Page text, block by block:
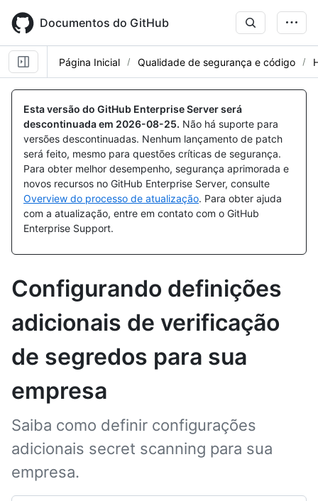
main
content
Documentos do GitHub
Página Inicial Qualidade de segurança e código
Esta versão do GitHub Enterprise Server será
descontinuada em 2026-08-25. Não há suporte para
versões descontinuadas. Nenhum lançamento de patch
será feito, mesmo para questões críticas de segurança.
Para obter melhor desempenho, segurança aprimorada e
novos recursos no GitHub Enterprise Server, consulte
Overview do processo de atualização. Para obter ajuda
com a atualização, entre em contato com o GitHub
Enterprise Support.
Configurando definições
adicionais de verificação
de segredos para sua
empresa
Saiba como definir configurações
adicionais secret scanning para sua
empresa.